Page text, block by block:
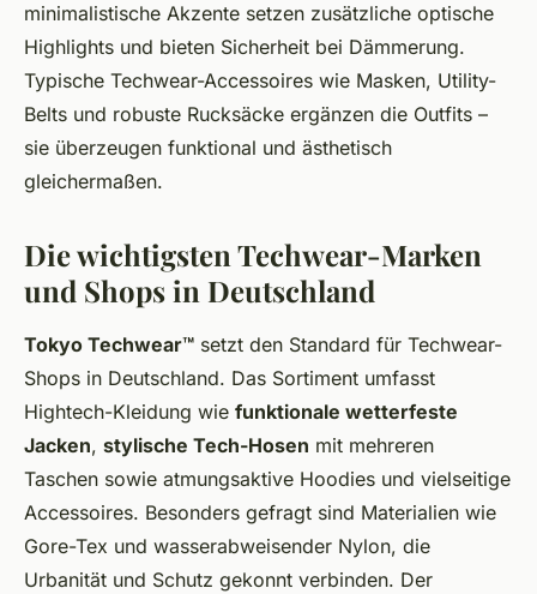
minimalistische Akzente setzen zusätzliche optische
Highlights und bieten Sicherheit bei Dämmerung.
Typische Techwear-Accessoires wie Masken, Utility-
Belts und robuste Rucksäcke ergänzen die Outfits –
sie überzeugen funktional und ästhetisch
gleichermaßen.
Die wichtigsten Techwear-Marken
und Shops in Deutschland
Tokyo Techwear™ setzt den Standard für Techwear-
Shops in Deutschland. Das Sortiment umfasst
Hightech-Kleidung wie funktionale wetterfeste
Jacken, stylische Tech-Hosen mit mehreren
Taschen sowie atmungsaktive Hoodies und vielseitige
Accessoires. Besonders gefragt sind Materialien wie
Gore-Tex und wasserabweisender Nylon, die
Urbanität und Schutz gekonnt verbinden. Der